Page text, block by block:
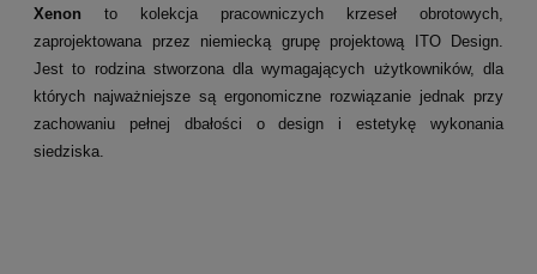
Xenon to kolekcja pracowniczych krzeseł obrotowych,
zaprojektowana przez niemiecką grupę projektową ITO Design.
Jest to rodzina stworzona dla wymagających użytkowników, dla
których najważniejsze są ergonomiczne rozwiązanie jednak przy
zachowaniu pełnej dbałości o design i estetykę wykonania
siedziska.